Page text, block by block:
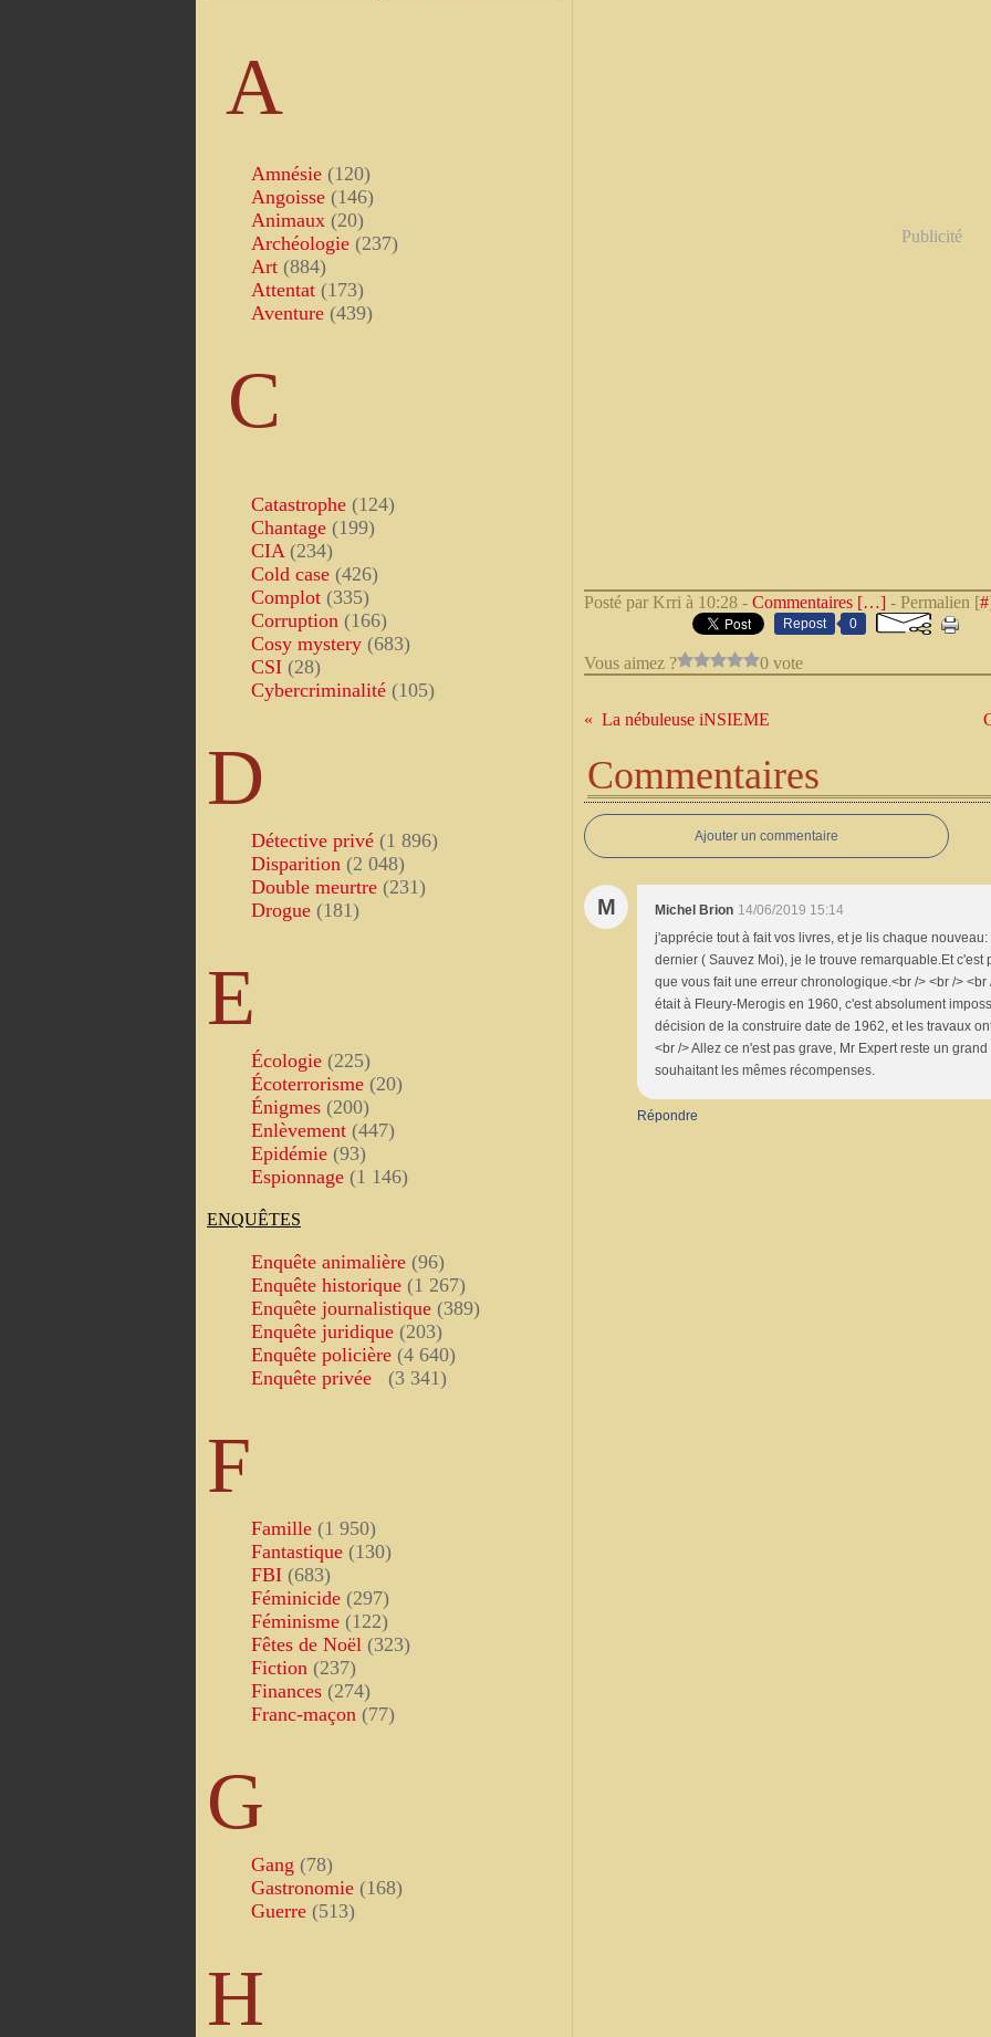
A
Amnésie (120)
Angoisse (146)
Animaux (20)
Archéologie (237)
Art (884)
Attentat (173)
Aventure (439)
C
Catastrophe (124)
Chantage (199)
CIA (234)
Cold case (426)
Complot (335)
Corruption (166)
Cosy mystery (683)
CSI (28)
Cybercriminalité (105)
D
Détective privé (1 896)
Disparition (2 048)
Double meurtre (231)
Drogue (181)
E
Écologie (225)
Écoterrorisme (20)
Énigmes (200)
Enlèvement (447)
Epidémie (93)
Espionnage (1 146)
ENQUÊTES
Enquête animalière (96)
Enquête historique (1 267)
Enquête journalistique (389)
Enquête juridique (203)
Enquête policière (4 640)
Enquête privée
(3 341)
F
Famille (1 950)
Fantastique (130)
FBI (683)
Féminicide (297)
Féminisme (122)
Fêtes de Noël (323)
Fiction (237)
Finances (274)
Franc-maçon (77)
G
Gang (78)
Gastronomie (168)
Guerre (513)
H
Publicité
Posté par Krri à 10:28 - Commentaires […] - Permalien [#
Repost 0
Vous aimez ? 0 vote
La nébuleuse iNSIEME
Commentaires
Ajouter un commentaire
M Michel Brion 14/06/2019 15:14
j'apprécie tout à fait vos livres, et je lis chaque
dernier ( Sauvez Moi), je le trouve remarquable.Et
que vous fait une erreur chronologique.<br /> <br />
était à Fleury-Merogis en 1960, c'est absolument
décision de la construire date de 1962, et les travaux
<br /> Allez ce n'est pas grave, Mr Expert reste un
souhaitant les mêmes récompenses.
Répondre